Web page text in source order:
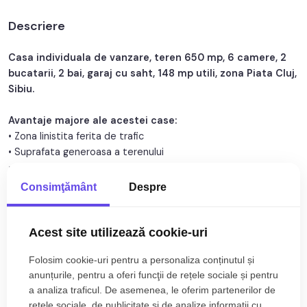
An constructie:
An renovare: 2016
Structura rezistenta:
Descriere
Casa individuala de vanzare, teren 650 mp, 6 camere, 2
bucatarii, 2 bai, garaj cu saht, 148 mp utili, zona Piata Cluj,
Sibiu.
Avantaje majore ale acestei case:
• Zona linistita ferita de trafic
• Suprafata generoasa a terenului
• Pretabil investitie sigura
Garajcu saht
situata in localitatea Sibiu, zona Piata Cluj, avand un regim de
inaltime demisol inalt+parter+pod, anul constructiei 1970, pe
structura din caramida, in anul 2000 fiind renovat acoperisul si
Citește mai mult
Specificații
Curent Apa
Consimţământ Despre
Acest site utilizează cookie-uri
Folosim cookie-uri pentru a personaliza conținutul și
anunțurile, pentru a oferi funcţii de rețele sociale și pentru
a analiza traficul. De asemenea, le oferim partenerilor de